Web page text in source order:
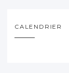
CALENDRIER